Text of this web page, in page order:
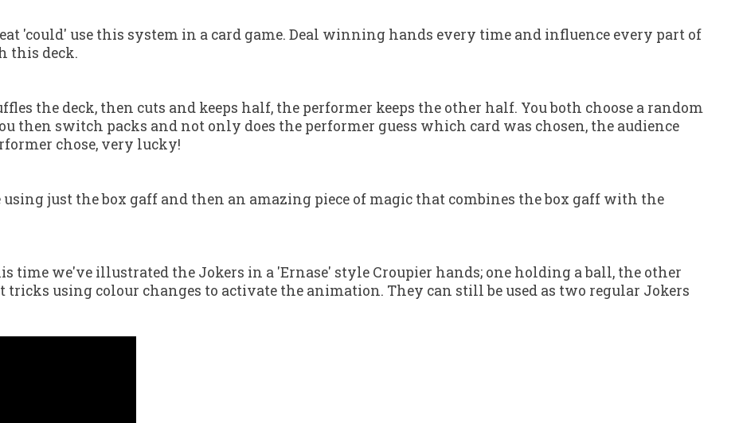
'could' use this system in a card game. Deal winning hands every time and influence every part of
this deck.
the deck, then cuts and keeps half, the performer keeps the other half. You both choose a random
then switch packs and not only does the performer guess which card was chosen, the audience
chose, very lucky!
just the box gaff and then an amazing piece of magic that combines the box gaff with the
time we've illustrated the Jokers in a 'Ernase' style Croupier hands; one holding a ball, the other
using colour changes to activate the animation. They can still be used as two regular Jokers